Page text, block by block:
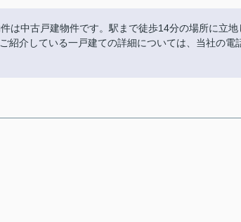
は中古戸建物件です。駅まで徒歩14分の場所に立地
紹介している一戸建ての詳細については、当社の電